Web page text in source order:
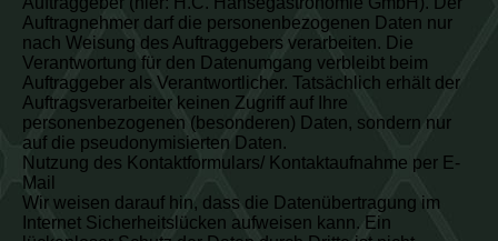
Auftragnehmer darf die personenbezogenen Daten nur
nach Weisung des Auftraggebers verarbeiten. Die
Verantwortung für den Datenumgang verbleibt beim
Auftraggeber als Verantwortlicher. Tatsächlich erhält der
Auftragsverarbeiter keinen Zugriff auf Ihre
personenbezogenen (besonderen) Daten, sondern nur
auf die pseudonymisierten Daten.
Nutzung des Kontaktformulars/ Kontaktaufnahme per E-
Mail
Wir weisen darauf hin, dass die Datenübertragung im
Internet Sicherheitslücken aufweisen kann. Ein